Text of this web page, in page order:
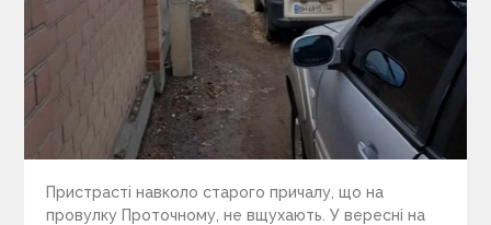
Пристрасті навколо старого причалу, що на
провулку Проточному, не вщухають. У вересні на